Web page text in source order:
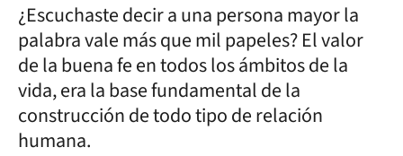
¿Escuchaste decir a una persona mayor la
palabra vale más que mil papeles? El valor
de la buena fe en todos los ámbitos de la
vida, era la base fundamental de la
construcción de todo tipo de relación
humana.